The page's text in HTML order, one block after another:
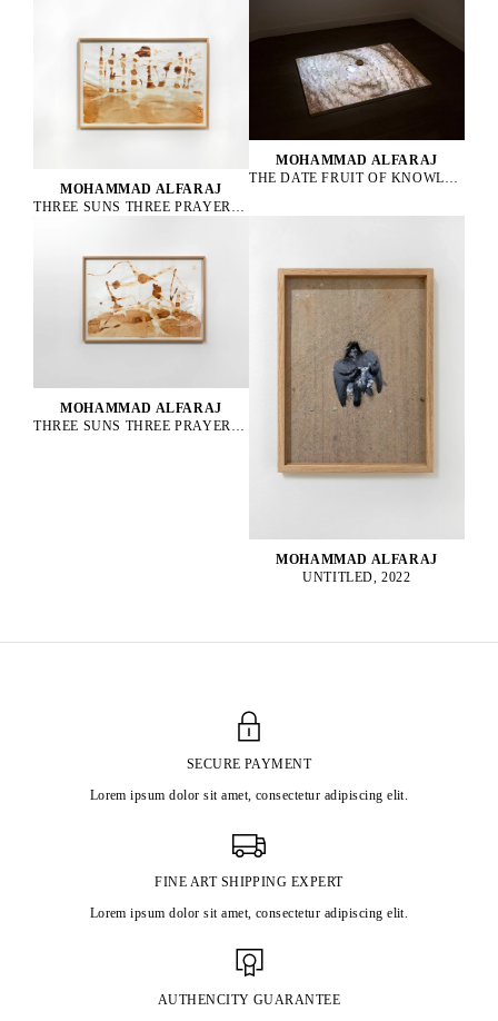
MOHAMMAD ALFARAJ
THREE SUNS THREE PRAYERS ONE FOR THE PAST ONE FOR THE PRESENT AND ONE FOR THE FUTURE, 2022
MOHAMMAD ALFARAJ
THE DATE FRUIT OF KNOWLEDGE, 2022
MOHAMMAD ALFARAJ
THREE SUNS THREE PRAYERS ONE FOR THE PAST ONE FOR THE PRESENT AND ONE FOR THE FUTURE, 2022
MOHAMMAD ALFARAJ
UNTITLED, 2022
SECURE PAYMENT
Lorem ipsum dolor sit amet, consectetur adipiscing elit.
FINE ART SHIPPING EXPERT
Lorem ipsum dolor sit amet, consectetur adipiscing elit.
AUTHENCITY GUARANTEE